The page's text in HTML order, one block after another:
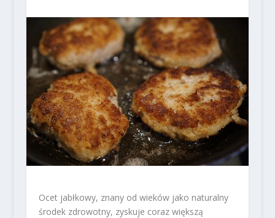
Ocet jabłkowy, znany od wieków jako naturalny
środek zdrowotny, zyskuje coraz większą